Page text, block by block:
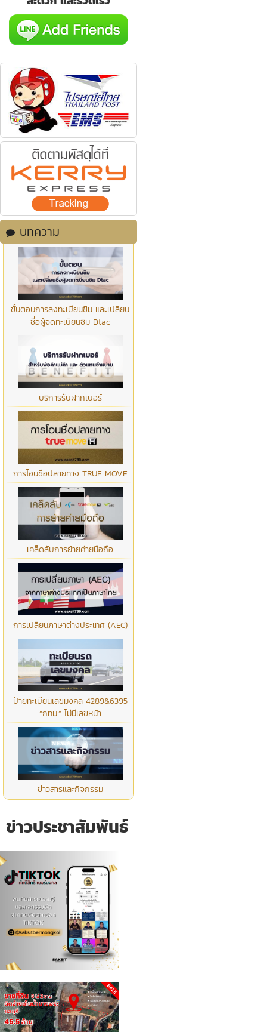
บทความ
ขั้นตอนการลงทะเบียนซิม และเปลี่ยน
ชื่อผู้จดทะเบียนซิม Dtac
บริการรับฝากเบอร์
การโอนชื่อปลายทาง TRUE MOVE
เคล็ดลับการย้ายค่ายมือถือ
การเปลี่ยนภาษาต่างประเทศ (AEC)
ป้ายทะเบียนเลขมงคล 4289&6395
“กทม.” ไม่มีเลขหน้า
ข่าวสารและกิจกรรม
ข่าวประชาสัมพันธ์